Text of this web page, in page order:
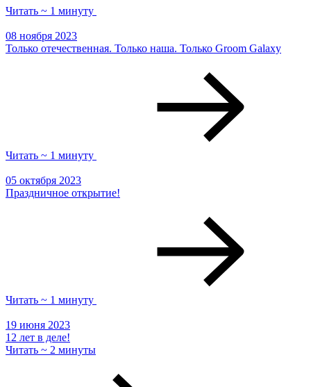
Читать ~ 1 минуту
08 ноября 2023
Только отечественная. Только наша. Только Groom Galaxy
Читать ~ 1 минуту
05 октября 2023
Праздничное открытие!
Читать ~ 1 минуту
19 июня 2023
12 лет в деле!
Читать ~ 2 минуты